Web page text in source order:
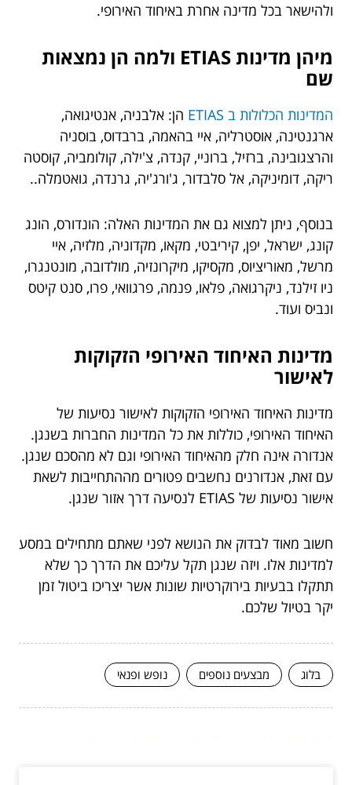
ולהישאר בכל מדינה אחרת באיחוד האירופי.
מיהן מדינות ETIAS ולמה הן נמצאות
שם
המדינות הכלולות ב ETIAS
הן: אלבניה, אנטיגואה,
ארגנטינה, אוסטרליה, איי בהאמה, ברבדוס, בוסניה
והרצגובינה, ברזיל, ברוניי, קנדה, צ'ילה, קולומביה, קוסטה
ריקה, דומיניקה, אל סלבדור, ג'ורג'יה, גרנדה, גואטמלה..
בנוסף, ניתן למצוא גם את המדינות האלה: הונדורס, הונג
קונג, ישראל, יפן, קיריבטי, מקאו, מקדוניה, מלזיה, איי
מרשל, מאוריציוס, מקסיקו, מיקרונזיה, מולדובה, מונטנגרו,
ניו זילנד, ניקרגואה, פלאו, פנמה, פרגוואי, פרו, סנט קיטס
ונביס ועוד.
מדינות האיחוד האירופי הזקוקות
לאישור
מדינות האיחוד האירופי הזקוקות לאישור נסיעות של
האיחוד האירופי, כוללות את כל המדינות החברות בשנגן.
אנדורה אינה חלק מהאיחוד האירופי וגם לא מהסכם שנגן.
עם זאת, אנדורנים נחשבים פטורים מההתחייבות לשאת
אישור נסיעות של ETIAS לנסיעה דרך אזור שנגן.
חשוב מאוד לבדוק את הנושא לפני שאתם מתחילים במסע
למדינות אלו. ויזה שנגן תקל עליכם את הדרך כך שלא
תתקלו בבעיות בירוקרטיות שונות אשר יצריכו ביטול זמן
יקר בטיול שלכם.
בלוג מבצעים נוספים נופש ופנאי